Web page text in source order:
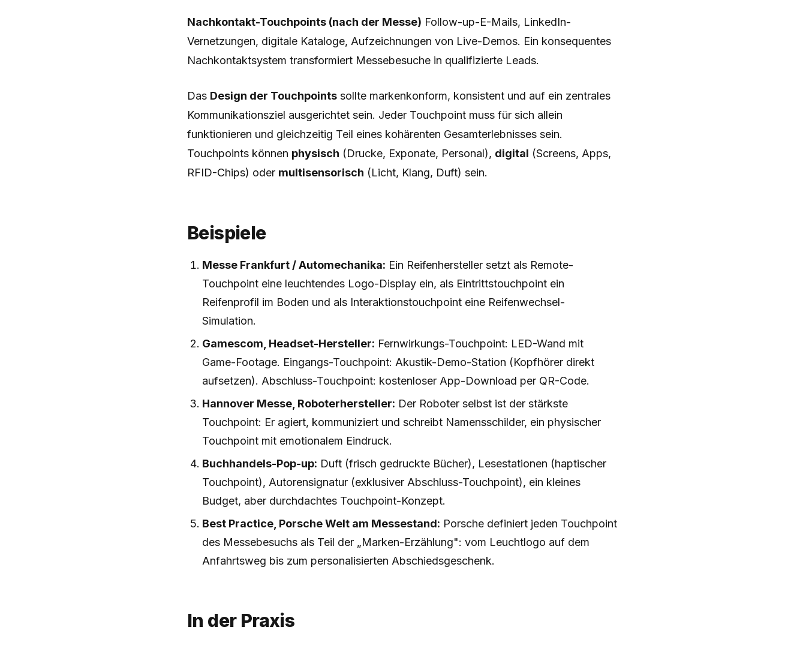
Nachkontakt-Touchpoints (nach der Messe) Follow-up-E-Mails, LinkedIn-
Vernetzungen, digitale Kataloge, Aufzeichnungen von Live-Demos. Ein konsequentes
Nachkontaktsystem transformiert Messebesuche in qualifizierte Leads.
Das Design der Touchpoints sollte markenkonform, konsistent und auf ein zentrales
Kommunikationsziel ausgerichtet sein. Jeder Touchpoint muss für sich allein
funktionieren und gleichzeitig Teil eines kohärenten Gesamterlebnisses sein.
Touchpoints können physisch (Drucke, Exponate, Personal), digital (Screens, Apps,
RFID-Chips) oder multisensorisch (Licht, Klang, Duft) sein.
Beispiele
Messe Frankfurt / Automechanika: Ein Reifenhersteller setzt als Remote-
Touchpoint eine leuchtendes Logo-Display ein, als Eintrittstouchpoint ein
Reifenprofil im Boden und als Interaktionstouchpoint eine Reifenwechsel-
Simulation.
Gamescom, Headset-Hersteller: Fernwirkungs-Touchpoint: LED-Wand mit
Game-Footage. Eingangs-Touchpoint: Akustik-Demo-Station (Kopfhörer direkt
aufsetzen). Abschluss-Touchpoint: kostenloser App-Download per QR-Code.
Hannover Messe, Roboterhersteller: Der Roboter selbst ist der stärkste
Touchpoint: Er agiert, kommuniziert und schreibt Namensschilder, ein physischer
Touchpoint mit emotionalem Eindruck.
Buchhandels-Pop-up: Duft (frisch gedruckte Bücher), Lesestationen (haptischer
Touchpoint), Autorensignatur (exklusiver Abschluss-Touchpoint), ein kleines
Budget, aber durchdachtes Touchpoint-Konzept.
Best Practice, Porsche Welt am Messestand: Porsche definiert jeden Touchpoint
des Messebesuchs als Teil der „Marken-Erzählung": vom Leuchtlogo auf dem
Anfahrtsweg bis zum personalisierten Abschiedsgeschenk.
In der Praxis